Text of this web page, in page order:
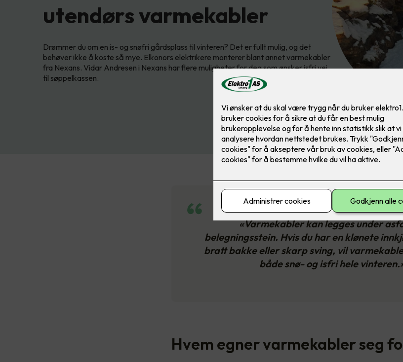
utendørs varmekabler
Drømmer du om en is- og snøfri gårdsplass til vinteren? Det er fullt mulig, og det
behøver ikke å koste så mye. Elkonors elektrikere monterer blant annet varmekabler
fra Nexans. Vidar Andresen i Nexans har flere muligheter for deg som ønsker isfri vei
til søppelkassen.
«Varmekabler kan legges under
belegningsstein. Hvis du har en klønete
bratt bakke eller skarp sving, vil
både snø- og isfri hele
Hvem egner varmekabler seg